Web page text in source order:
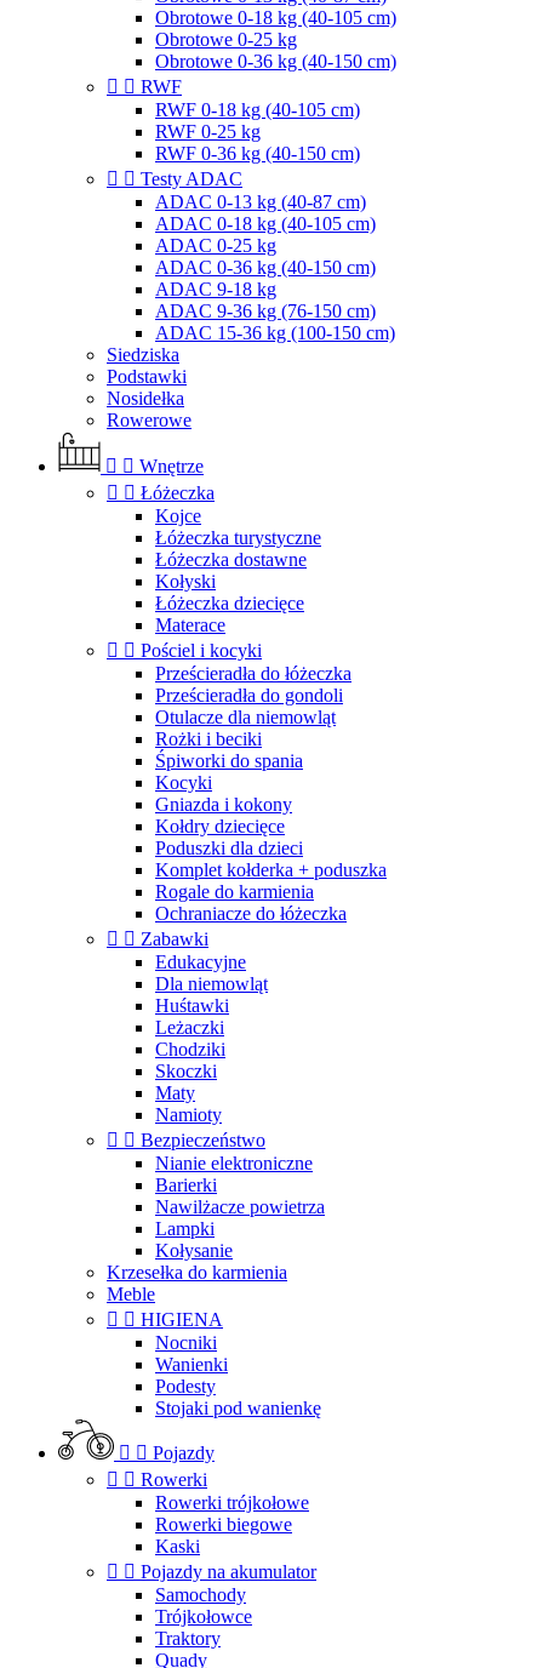
Obrotowe 0-18 kg (40-105 cm)
Obrotowe 0-25 kg
Obrotowe 0-36 kg (40-150 cm)
  RWF
RWF 0-18 kg (40-105 cm)
RWF 0-25 kg
RWF 0-36 kg (40-150 cm)
  Testy ADAC
ADAC 0-13 kg (40-87 cm)
ADAC 0-18 kg (40-105 cm)
ADAC 0-25 kg
ADAC 0-36 kg (40-150 cm)
ADAC 9-18 kg
ADAC 9-36 kg (76-150 cm)
ADAC 15-36 kg (100-150 cm)
Siedziska
Podstawki
Nosidełka
Rowerowe
  Wnętrze
  Łóżeczka
Kojce
Łóżeczka turystyczne
Łóżeczka dostawne
Kołyski
Łóżeczka dziecięce
Materace
  Pościel i kocyki
Prześcieradła do łóżeczka
Prześcieradła do gondoli
Otulacze dla niemowląt
Rożki i beciki
Śpiworki do spania
Kocyki
Gniazda i kokony
Kołdry dziecięce
Poduszki dla dzieci
Komplet kołderka + poduszka
Rogale do karmienia
Ochraniacze do łóżeczka
  Zabawki
Edukacyjne
Dla niemowląt
Huśtawki
Leżaczki
Chodziki
Skoczki
Maty
Namioty
  Bezpieczeństwo
Nianie elektroniczne
Barierki
Nawilżacze powietrza
Lampki
Kołysanie
Krzesełka do karmienia
Meble
  HIGIENA
Nocniki
Wanienki
Podesty
Stojaki pod wanienkę
  Pojazdy
  Rowerki
Rowerki trójkołowe
Rowerki biegowe
Kaski
  Pojazdy na akumulator
Samochody
Trójkołowce
Traktory
Quady